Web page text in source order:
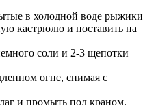
в холодной воде рыжики
кастрюлю и поставить на
соли и 2-3 щепотки
огне, снимая с
и промыть под краном.